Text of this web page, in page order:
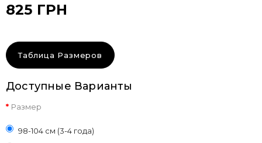
825 ГРН
Таблица Размеров
Доступные Варианты
Размер
98-104 см (3-4 года)